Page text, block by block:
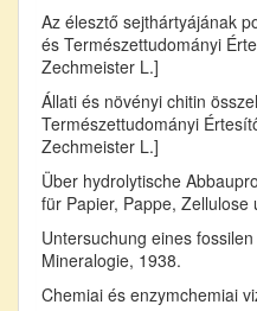
Az élesztő sejthártyájának
és Természettudományi
Zechmeister L.]
Állati és növényi chitin
Természettudományi
Zechmeister L.]
Über hydrolytische
für Papier, Pappe, Zellulose
Untersuchung eines
Mineralogie, 1938.
Chemiai és enzymchemiai